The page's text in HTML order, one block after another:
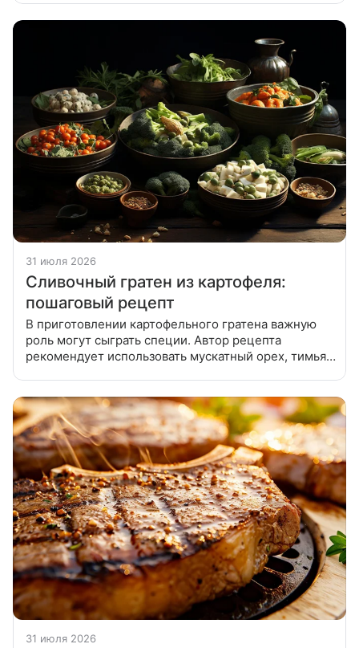
31 июля 2026
Сливочный гратен из картофеля:
пошаговый рецепт
В приготовлении картофельного гратена важную
роль могут сыграть специи. Автор рецепта
рекомендует использовать мускатный орех, тимьян
31 июля 2026